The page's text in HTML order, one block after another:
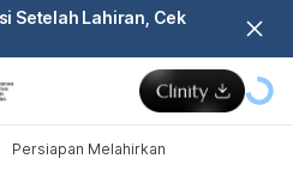
Setelah Lahiran, Cek
Persiapan Melahirkan